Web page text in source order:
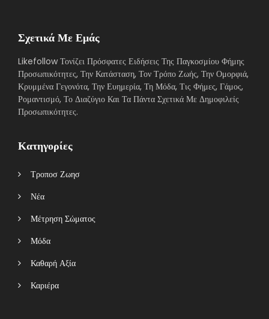
Σχετικά Με Εμάς
Likefollow Τονίζει Πρόσφατες Ειδήσεις Της Παγκοσμίου Φήμης
Προσωπικότητες, Την Κατάσταση, Τον Τρόπο Ζωής, Την Ομορφιά,
Κρυμμένα Γεγονότα, Την Ευημερία, Τη Μόδα, Τις Φήμες, Γάμος,
Ρομαντισμό, Το Διαζύγιο Και Τα Πάντα Σχετικά Με Δημοφιλείς
Προσωπικότητες.
Κατηγορίες
Τροποσ Ζωησ
Νέα
Μέτρηση Σώματος
Μόδα
Καθαρή Αξία
Καριέρα